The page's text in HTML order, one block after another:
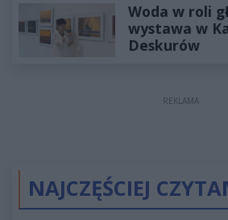
Woda w roli
wystawa w
Deskurów
REKLAMA
NAJCZĘŚCIEJ